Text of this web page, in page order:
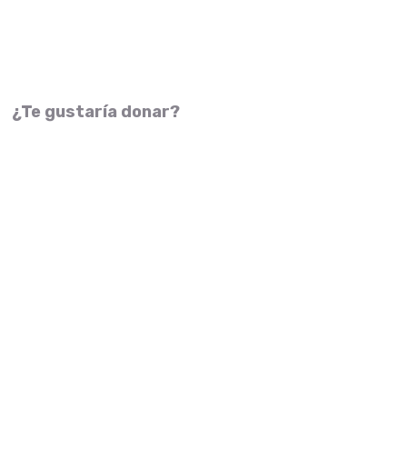
¿Te gustaría donar?